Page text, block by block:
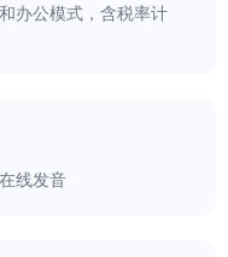
办公模式，含税率计
线发音